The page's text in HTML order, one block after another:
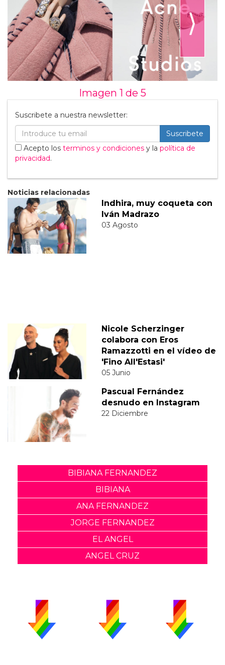
⟩
Imagen 1 de 5
Suscribete a nuestra newsletter:
Suscribete
Acepto los terminos y condiciones y la política de
privacidad.
Noticias relacionadas
Indhira, muy coqueta con
Iván Madrazo
03 Agosto
Nicole Scherzinger
colabora con Eros
Ramazzotti en el vídeo de
'Fino All'Estasi'
05 Junio
Pascual Fernández
desnudo en Instagram
22 Diciembre
BIBIANA FERNANDEZ
BIBIANA
ANA FERNANDEZ
JORGE FERNANDEZ
EL ANGEL
ANGEL CRUZ